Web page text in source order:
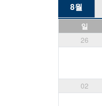
8월
일
26
02